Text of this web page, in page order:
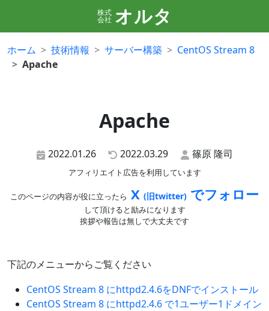
株式
会社 オルタ
ホーム 技術情報 サーバー構築
CentOS Stream 8
Apache
Apache
2022.01.26 2022.03.29 篠原 隆司
アフィリエイト広告を利用しています
このページの内容が役に立ったら X (旧twitter) でフォロー
して頂けると励みになります
挨拶や報告は無しで大丈夫です
下記のメニューからご覧ください
CentOS Stream 8 にhttpd2.4.6をDNFでインストール
CentOS Stream 8 にhttpd2.4.6 で1ユーザー1ドメイン